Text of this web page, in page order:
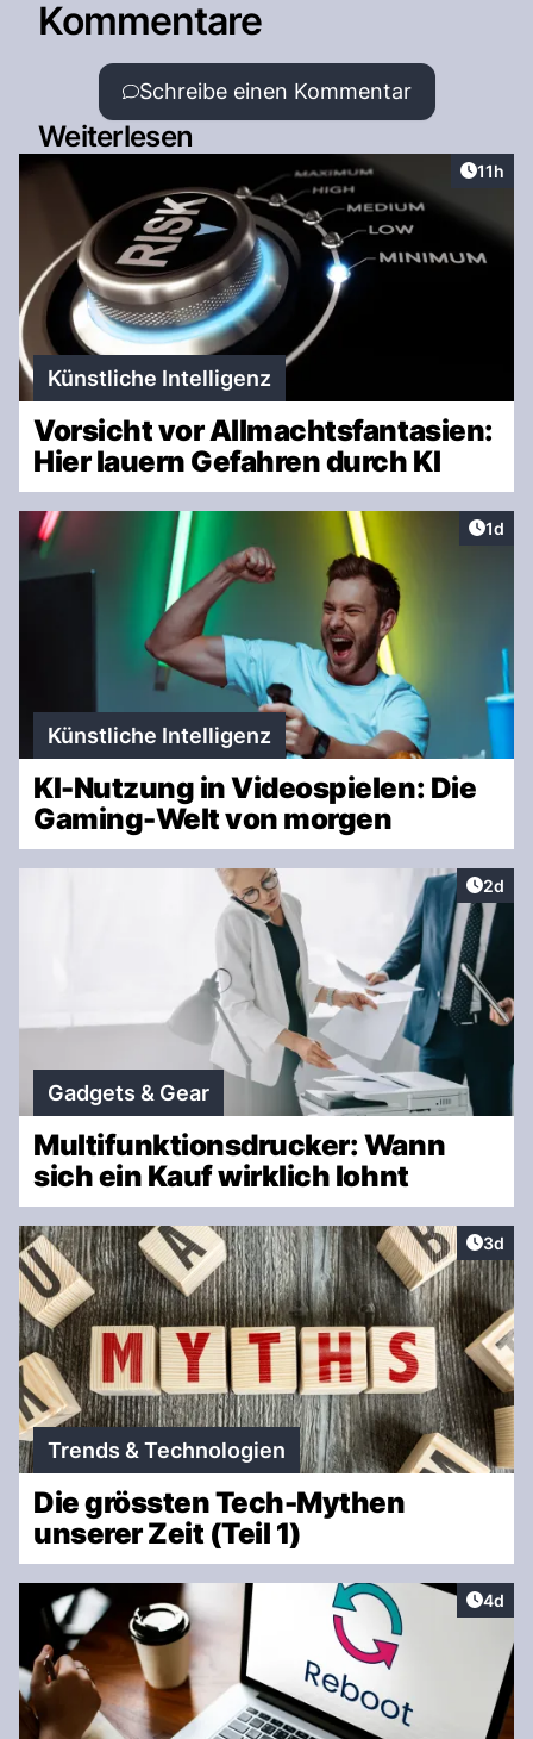
Kommentare
Schreibe einen Kommentar
Weiterlesen
11h
Künstliche Intelligenz
Vorsicht vor Allmachtsfantasien:
Hier lauern Gefahren durch KI
1d
Künstliche Intelligenz
KI-Nutzung in Videospielen: Die
Gaming-Welt von morgen
2d
Gadgets & Gear
Multifunktionsdrucker: Wann
sich ein Kauf wirklich lohnt
3d
Trends & Technologien
Die grössten Tech-Mythen
unserer Zeit (Teil 1)
4d